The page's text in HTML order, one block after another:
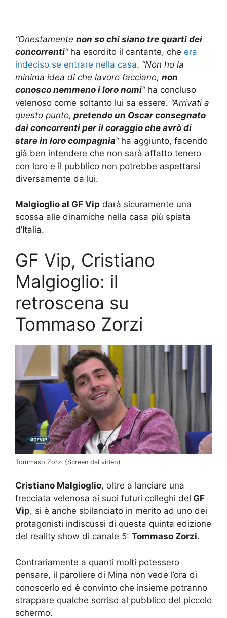
“Onestamente non so chi siano tre quarti dei
concorrenti“ha esordito il cantante, che era
indeciso se entrare nella casa. “Non ho la
minima idea di che lavoro facciano, non
conosco nemmeno i loro nomi“ha concluso
velenoso come soltanto lui sa essere. “Arrivati a
questo punto, pretendo un Oscar consegnato
dai concorrenti per il coraggio che avrò di
stare in loro compagnia“ha aggiunto, facendo
già ben intendere che non sarà affatto tenero
con loro e il pubblico non potrebbe aspettarsi
diversamente da lui.
Malgioglio al GF Vip darà sicuramente una
scossa alle dinamiche nella casa più spiata
d’Italia.
GF Vip, Cristiano
Malgioglio: il
retroscena su
Tommaso Zorzi
Tommaso Zorzi (Screen dal video)
Cristiano Malgioglio, oltre a lanciare una
frecciata velenosa ai suoi futuri colleghi del GF
Vip, si è anche sbilanciato in merito ad uno dei
protagonisti indiscussi di questa quinta edizione
del reality show di canale 5: Tommaso Zorzi.
Contrariamente a quanti molti potessero
pensare, il paroliere di Mina non vede l’ora di
conoscerlo ed è convinto che insieme potranno
strappare qualche sorriso al pubblico del piccolo
schermo.